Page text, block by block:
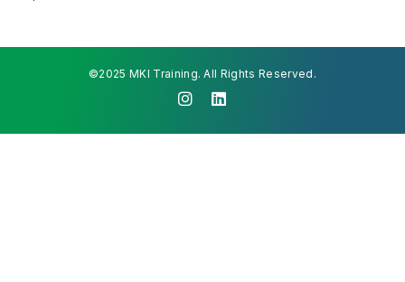
©2025 MKI Training. All Rights Reserved.